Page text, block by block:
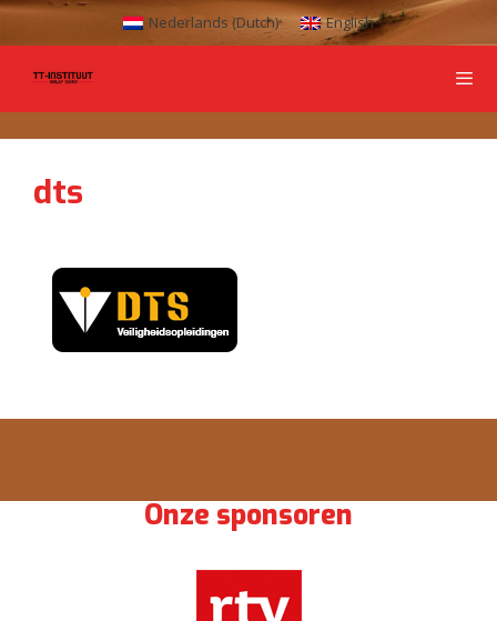
Nederlands (Dutch) English
dts
Onze sponsoren